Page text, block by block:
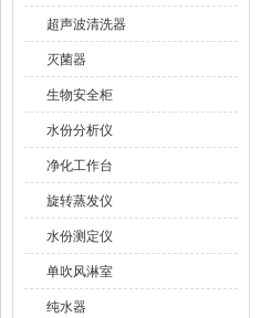
超声波清洗器
灭菌器
生物安全柜
水份分析仪
净化工作台
旋转蒸发仪
水份测定仪
单吹风淋室
纯水器